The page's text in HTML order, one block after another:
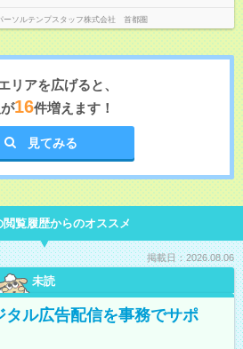
ーソルテンプスタッフ株式会社 首都圏
リアを広げると、
16件増えます！
見てみる
閲覧履歴からのオススメ
掲載日：2026.08.06
未読
タル広告配信を事務でサポ